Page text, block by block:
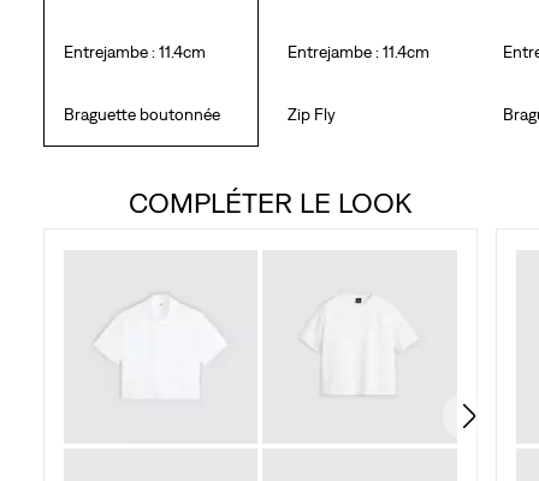
Entrejambe : 11.4cm Entrejambe : 11.4cm
Braguette boutonnée Zip Fly
COMPLÉTER LE LOOK